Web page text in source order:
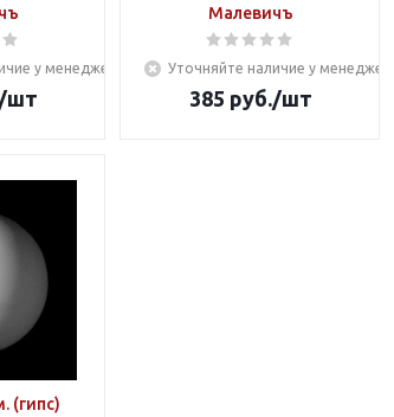
у менеджера
шт
Малевичъ
Уточняйте наличие у менеджера
385 руб./шт
(гипс)